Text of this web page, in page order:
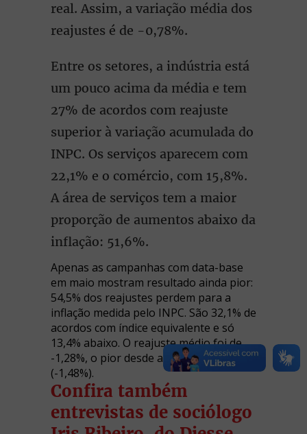
real. Assim, a variação média dos
reajustes é de -0,78%.
Entre os setores, a indústria está
um pouco acima da média e tem
27% de acordos com reajuste
superior à variação acumulada do
INPC. Os serviços aparecem com
22,1% e o comércio, com 15,8%.
A área de serviços tem a maior
proporção de aumentos abaixo da
inflação: 51,6%.
Apenas as campanhas com data-base
em maio mostram resultado ainda pior:
54,5% dos reajustes perdem para a
inflação medida pelo INPC. São 32,1% de
acordos com índice equivalente e só
13,4% abaixo. O reajuste médio foi de
-1,28%, o pior desde agosto de 2021
(-1,48%).
Confira também
entrevistas de sociólogo